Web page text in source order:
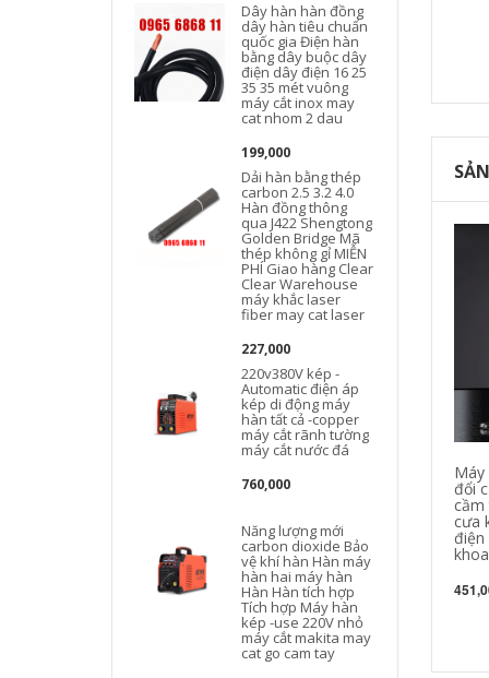
Dây hàn hàn đồng
dây hàn tiêu chuẩn
quốc gia Điện hàn
bằng dây buộc dây
điện dây điện 16 25
35 35 mét vuông
máy cắt inox may
cat nhom 2 dau
199,000
Dải hàn bằng thép
carbon 2.5 3.2 4.0
Hàn đồng thông
qua J422 Shengtong
Golden Bridge Mã
thép không gỉ MIỄN
PHÍ Giao hàng Clear
Clear Warehouse
máy khắc laser
fiber may cat laser
227,000
220v380V kép -
Automatic điện áp
kép di động máy
hàn tất cả -copper
máy cắt rãnh tường
máy cắt nước đá
760,000
Năng lượng mới
carbon dioxide Bảo
vệ khí hàn Hàn máy
hàn hai máy hàn
Hàn Hàn tích hợp
Tích hợp Máy hàn
kép -use 220V nhỏ
máy cắt makita may
cat go cam tay
Máy
đổi
cưa
điện